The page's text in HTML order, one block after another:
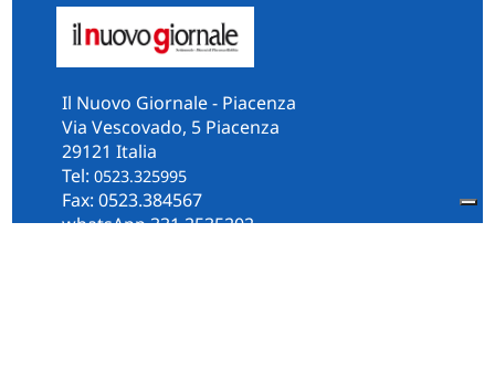
Il Nuovo Giornale - Piacenza
Via Vescovado, 5 Piacenza
29121 Italia
Tel: 0523.325995
Fax: 0523.384567
whatsApp 331.2535202